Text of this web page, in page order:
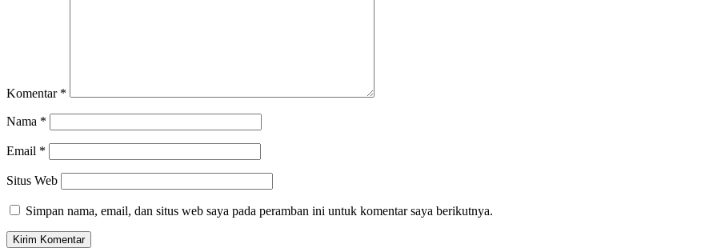
Komentar *
Nama *
Email *
Situs Web
Simpan nama, email, dan situs web saya pada peramban ini untuk komentar saya berikutnya.